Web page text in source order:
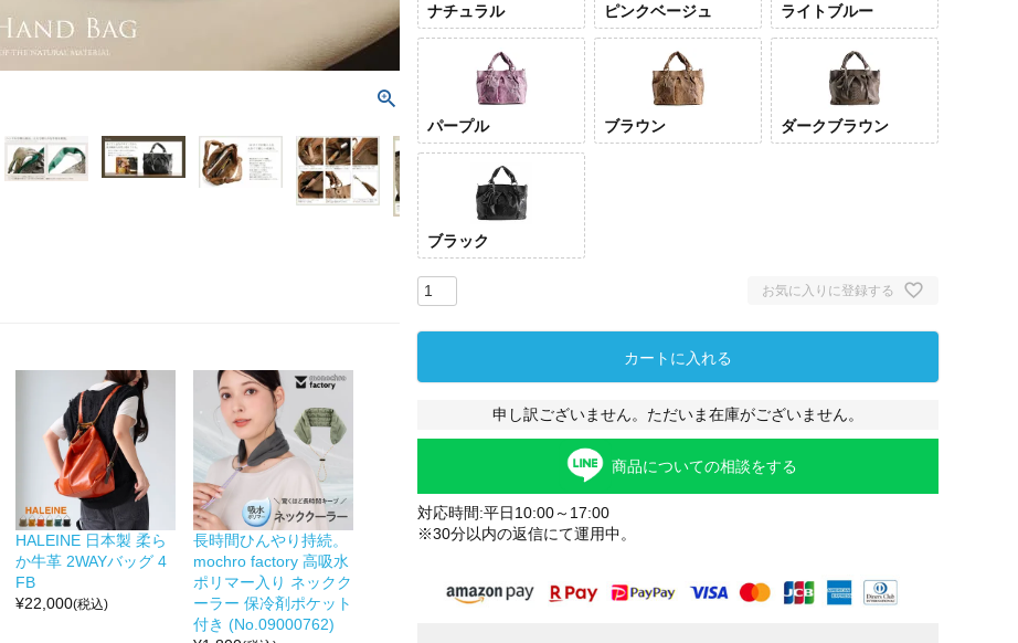
HALEINE 日本製 柔ら
か牛革 2WAYバッグ 4
FB
¥22,000(税込)
長時間ひんやり持続。
mochro factory 高吸水
ポリマー入り ネックク
ーラー 保冷剤ポケット
付き (No.09000762)
ナチュラル ピンクベージュ ライトブルー
パープル ブラウン ダークブラウン
ブラック
お気に入りに登録する
カートに入れる
申し訳ございません。ただいま在庫がございません。
商品についての相談をする
対応時間:平日10:00～17:00
※30分以内の返信にて運用中。